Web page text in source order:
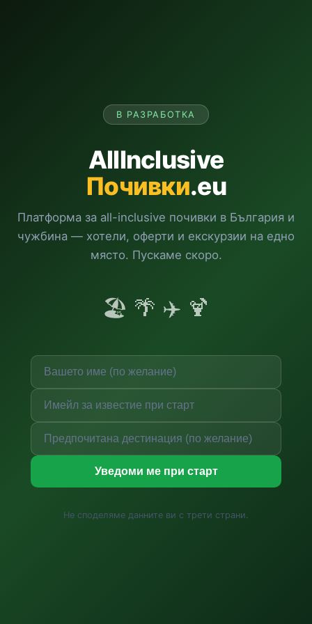
В РАЗРАБОТКА
AllInclusive
Почивки.eu
Платформа за all-inclusive почивки в България и
чужбина — хотели, оферти и екскурзии на едно
място. Пускаме скоро.
🏖️ 🌴 ✈️ 🍹
Уведоми ме при старт
Не споделяме данните ви с трети страни.